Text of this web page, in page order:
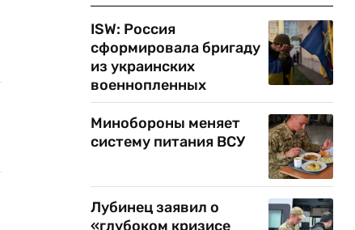
ISW: Россия
сформировала бригаду
из украинских
военнопленных
Минобороны меняет
систему питания ВСУ
Лубинец заявил о
«глубоком кризисе